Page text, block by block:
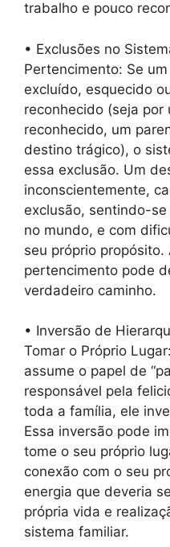
trabalho e pouco
• Exclusões no
Pertencimento: Se
excluído, esquecido
reconhecido (seja
reconhecido, um
destino trágico), o
essa exclusão. Um
inconscientemente,
exclusão, sentindo-
no mundo, e com
seu próprio
pertencimento pode
verdadeiro caminho.
• Inversão de
Tomar o Próprio
assume o papel de
responsável pela
toda a família, ele
Essa inversão pode
tome o seu próprio
conexão com o seu
energia que deveria
própria vida e
sistema familiar.